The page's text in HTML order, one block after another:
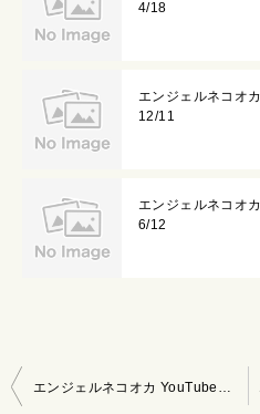
4/18
エンジェルネコオ
12/11
エンジェルネコオ
6/12
投